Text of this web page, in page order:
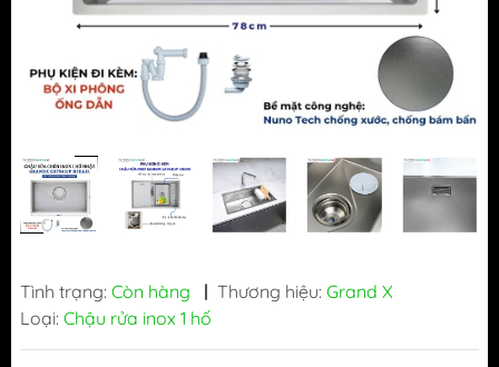
Tình trạng: Còn hàng | Thương hiệu: Grand X
Loại: Chậu rửa inox 1 hố